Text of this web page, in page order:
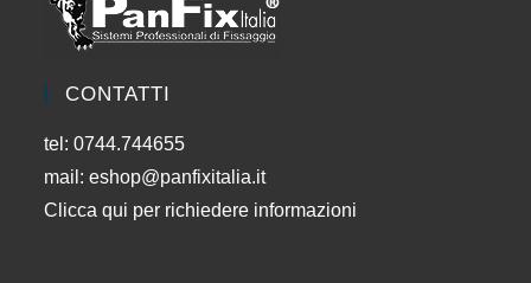
CONTATTI
tel: 0744.744655
mail:eshop@panfixitalia.it
Clicca qui per richiedere informazioni